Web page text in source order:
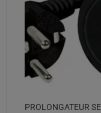
PROLONGATEUR